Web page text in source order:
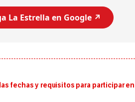
La Estrella en Google ↗️
fechas y requisitos para participar